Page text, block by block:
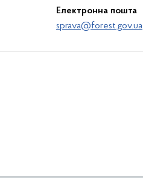
Електронна пошта
sprava@forest.gov.ua